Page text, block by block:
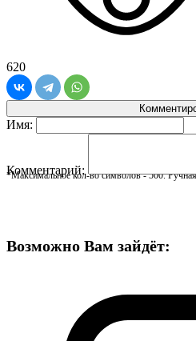
620
Имя:
Комментарий:
*Максимальное кол-во символов - 500.
Возможно Вам зайдёт: